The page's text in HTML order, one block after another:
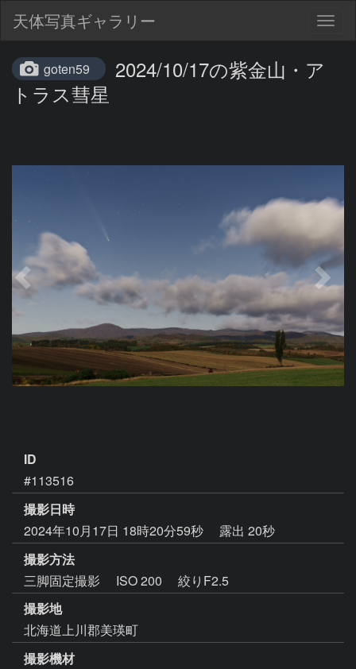
天体写真ギャラリー
goten59
2024/10/17の紫金山・ア
トラス彗星
ID
#113516
撮影日時
2024年10月17日 18時20分59秒
露出 20秒
撮影方法
三脚固定撮影 ISO 200 絞りF2.5
撮影地
北海道上川郡美瑛町
撮影機材